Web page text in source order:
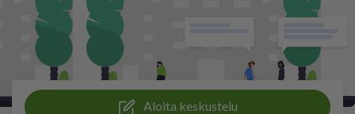
Aloita keskustelu